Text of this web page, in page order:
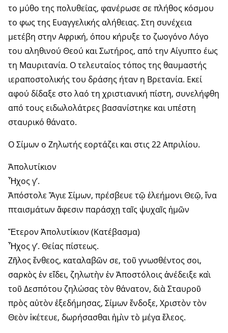
το μύθο της πολυθεΐας, φανέρωσε σε πλήθος κόσμου
το φως της Ευαγγελικής αλήθειας. Στη συνέχεια
μετέβη στην Αφρική, όπου κήρυξε το ζωογόνο Λόγο
του αληθινού Θεού και Σωτήρος, από την Αίγυπτο έως
τη Μαυριτανία. Ο τελευταίος τόπος της θαυμαστής
ιεραποστολικής του δράσης ήταν η Βρετανία. Εκεί
αφού δίδαξε στο λαό τη χριστιανική πίστη, συνελήφθη
από τους ειδωλολάτρες βασανίστηκε και υπέστη
σταυρικό θάνατο.
Ο Σίμων ο Ζηλωτής εορτάζει και στις 22 Απριλίου.
Ἀπολυτίκιον
Ἦχος γ’.
Ἀπόστολε Ἅγιε Σίμων, πρέσβευε τῷ ἐλεήμονι Θεῷ, ἵνα
πταισμάτων ἄφεσιν παράσχῃ ταῖς ψυχαῖς ἡμῶν
Ἕτερον Ἀπολυτίκιον (Κατέβασμα)
Ἦχος γ’. Θείας πίστεως.
Ζῆλος ἔνθεος, καταλαβῶν σε, τοῦ γνωσθέντος σοι,
σαρκὸς ἐν εἴδει, ζηλωτὴν ἐν Ἀποστόλοις ἀνέδειξε καὶ
τοῦ Δεσπότου ζηλώσας τὸν θάνατον, διὰ Σταυροῦ
πρὸς αὐτὸν ἐξεδήμησας, Σίμων ἔνδοξε, Χριστὸν τὸν
Θεὸν ἱκέτευε, δωρήσασθαι ἠμὶν τὸ μέγα ἔλεος.